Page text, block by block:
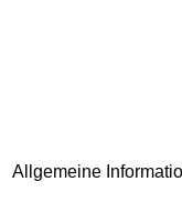
Allgemeine